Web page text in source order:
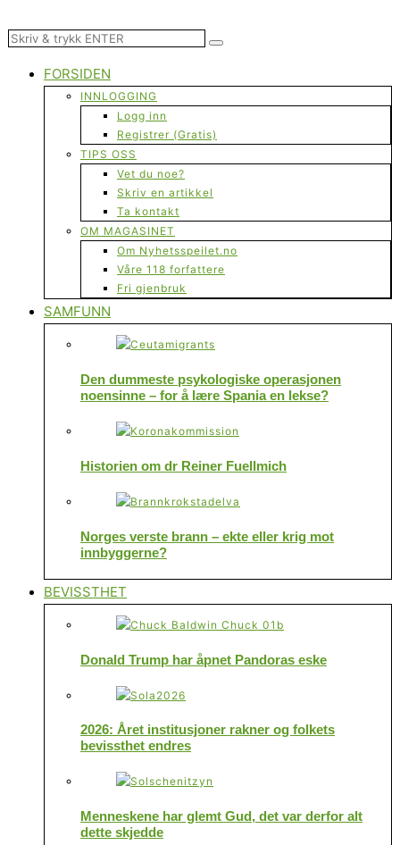
FORSIDEN
INNLOGGING
Logg inn
Registrer (Gratis)
TIPS OSS
Vet du noe?
Skriv en artikkel
Ta kontakt
OM MAGASINET
Om Nyhetsspeilet.no
Våre 118 forfattere
Fri gjenbruk
SAMFUNN
Den dummeste psykologiske operasjonen
noensinne – for å lære Spania en lekse?
Historien om dr Reiner Fuellmich
Norges verste brann – ekte eller krig mot
innbyggerne?
BEVISSTHET
Donald Trump har åpnet Pandoras eske
2026: Året institusjoner rakner og folkets
bevissthet endres
Menneskene har glemt Gud, det var derfor alt
dette skjedde